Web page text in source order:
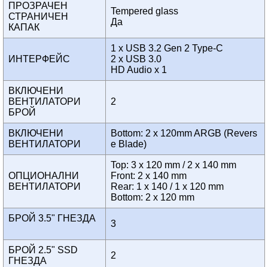
ПРОЗРАЧЕН
СТРАНИЧЕН
КАПАК
Tempered glass
Да
ИНТЕРФЕЙС
1 x USB 3.2 Gen 2 Type-C
2 x USB 3.0
HD Audio x 1
ВКЛЮЧЕНИ
ВЕНТИЛАТОРИ
БРОЙ
2
ВКЛЮЧЕНИ
ВЕНТИЛАТОРИ
Bottom: 2 x 120mm ARGB (Revers
e Blade)
ОПЦИОНАЛНИ
ВЕНТИЛАТОРИ
Top: 3 x 120 mm / 2 x 140 mm
Front: 2 x 140 mm
Rear: 1 x 140 / 1 x 120 mm
Bottom: 2 x 120 mm
БРОЙ 3.5" ГНЕЗДА
3
БРОЙ 2.5" SSD
ГНЕЗДА
2